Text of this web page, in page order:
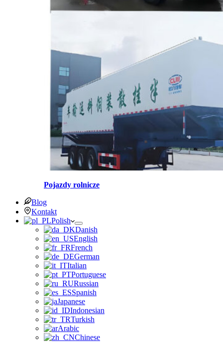
Pojazdy rolnicze
Blog
Kontakt
Polish
Danish
English
French
German
Italian
Portuguese
Russian
Spanish
Japanese
Indonesian
Turkish
Arabic
Chinese